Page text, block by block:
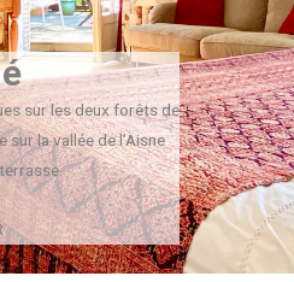
sur les deux forêts de
sur la vallée de l’Aisne